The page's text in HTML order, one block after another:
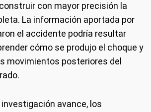
con mayor precisión la
La información aportada por
el accidente podría resultar
cómo se produjo el choque y
movimientos posteriores del
avance, los